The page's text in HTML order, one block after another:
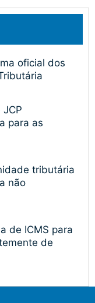
oficial dos
para as
tributária
não
de ICMS para
de